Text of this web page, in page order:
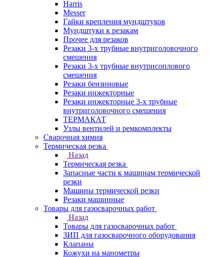
Harris
Messer
Гайки крепления мундштуков
Мундштуки к резакам
Прочее для резаков
Резаки 3-х трубные внутриголовочного
смешения
Резаки 3-х трубные внутрисоплового
смешения
Резаки бензиновые
Резаки инжекторные
Резаки инжекторные 3-х трубные
внутриголовочного смешения
ТЕРМАКАТ
Узлы вентилей и ремкомплекты
Сварочная химия
Термическая резка
Назад
Термическая резка
Запасные части к машинам термической
резки
Машины термической резки
Резаки машинные
Товары для газосварочных работ
Назад
Товары для газосварочных работ
ЗИП для газосварочного оборудования
Клапаны
Кожухи на манометры